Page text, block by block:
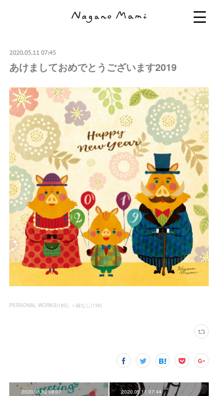
2020.05.11 07:45
あけましておめでとうございます2019
PERSONAL WORKS(183) ＞線なし (136)
2020.05.12 08:07 2020.05.11 07:44